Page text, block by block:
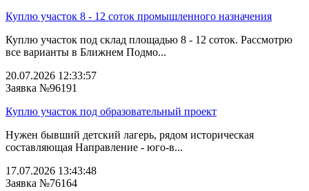
Куплю участок 8 - 12 соток промышленного назначения
Куплю участок под склад площадью 8 - 12 соток. Рассмотрю
все варианты в Ближнем Подмо...
20.07.2026 12:33:57
Заявка №96191
Куплю участок под образовательный проект
Нужен бывший детский лагерь, рядом историческая
составляющая Направление - юго-в...
17.07.2026 13:43:48
Заявка №76164